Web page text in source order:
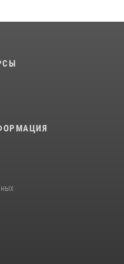
2026 года
СОБР "Сова"